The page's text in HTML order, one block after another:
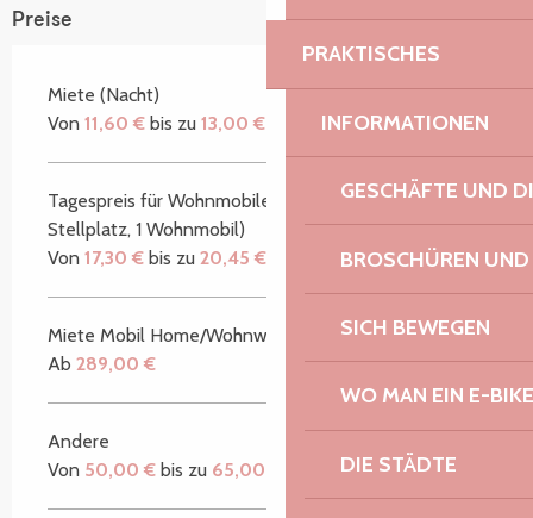
PRAKTISCHES
INFORMATIONEN
GESCHÄFTE UND
BROSCHÜREN
SICH BEWEGEN
WO MAN EIN E-
DIE STÄDTE
Preise
Miete (Nacht)
Von 11,60 € bis zu 13,00 €
Tagespreis für Wohnmobile (2 Erwachsene, 1
Stellplatz, 1 Wohnmobil)
Von 17,30 € bis zu 20,45 €
Miete Mobil Home/Wohnwagen (Woche)
Ab 289,00 €
Andere
Von 50,00 € bis zu 65,00 €